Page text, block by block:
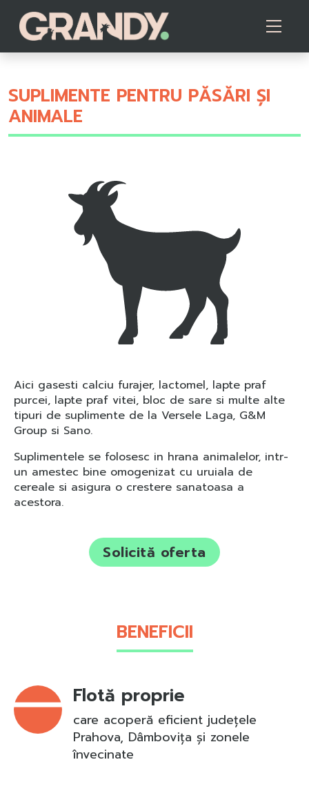
SUPLIMENTE PENTRU PĂSĂRI ȘI
ANIMALE
Aici gasesti calciu furajer, lactomel, lapte praf
purcei, lapte praf vitei, bloc de sare si multe alte
tipuri de suplimente de la Versele Laga, G&M
Group si Sano.
Suplimentele se folosesc in hrana animalelor, intr-
un amestec bine omogenizat cu uruiala de
cereale si asigura o crestere sanatoasa a
acestora.
Solicită oferta
BENEFICII
Flotă proprie
care acoperă eficient județele
Prahova, Dâmbovița și zonele
învecinate